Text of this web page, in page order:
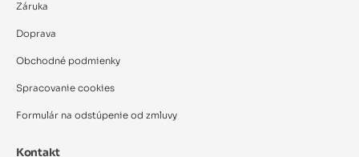
Záruka
Doprava
Obchodné podmienky
Spracovanie cookies
Formulár na odstúpenie od zmluvy
Kontakt